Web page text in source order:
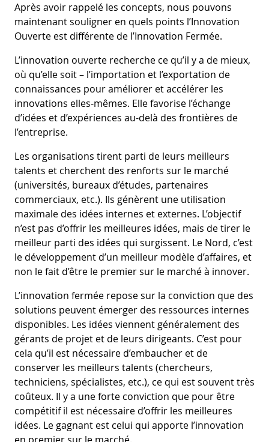
Après avoir rappelé les concepts, nous pouvons
maintenant souligner en quels points l’Innovation
Ouverte est différente de l’Innovation Fermée.
L’innovation ouverte recherche ce qu’il y a de mieux,
où qu’elle soit – l’importation et l’exportation de
connaissances pour améliorer et accélérer les
innovations elles-mêmes. Elle favorise l’échange
d’idées et d’expériences au-delà des frontières de
l’entreprise.
Les organisations tirent parti de leurs meilleurs
talents et cherchent des renforts sur le marché
(universités, bureaux d’études, partenaires
commerciaux, etc.). Ils génèrent une utilisation
maximale des idées internes et externes. L’objectif
n’est pas d’offrir les meilleures idées, mais de tirer le
meilleur parti des idées qui surgissent. Le Nord, c’est
le développement d’un meilleur modèle d’affaires, et
non le fait d’être le premier sur le marché à innover.
L’innovation fermée repose sur la conviction que des
solutions peuvent émerger des ressources internes
disponibles. Les idées viennent généralement des
gérants de projet et de leurs dirigeants. C’est pour
cela qu’il est nécessaire d’embaucher et de
conserver les meilleurs talents (chercheurs,
techniciens, spécialistes, etc.), ce qui est souvent très
coûteux. Il y a une forte conviction que pour être
compétitif il est nécessaire d’offrir les meilleures
idées. Le gagnant est celui qui apporte l’innovation